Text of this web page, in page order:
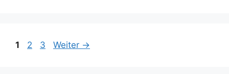
Seite
1 Seite
2 Seite
3 Weiter →